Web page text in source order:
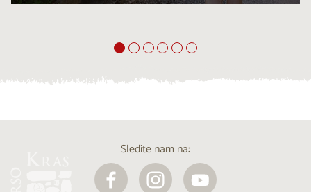
Sledite nam na: